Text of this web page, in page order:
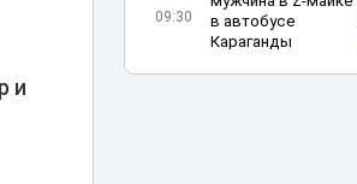
и
09:30
в автобусе
Караганды